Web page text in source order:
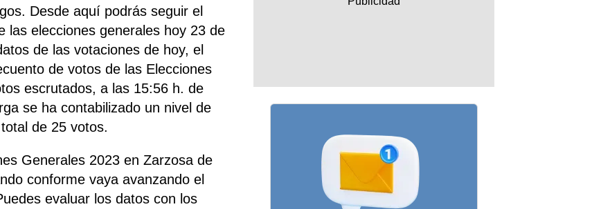
Desde aquí podrás seguir el
las elecciones generales hoy 23 de
de las votaciones de hoy, el
de votos de las Elecciones
escrutados, a las 15:56 h. de
se ha contabilizado un nivel de
de 25 votos.
Generales 2023 en Zarzosa de
conforme vaya avanzando el
evaluar los datos con los